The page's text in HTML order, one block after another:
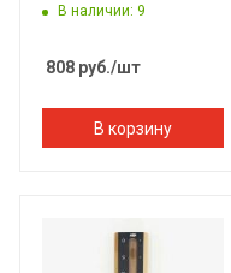
В наличии: 9
808 руб./шт
В корзину